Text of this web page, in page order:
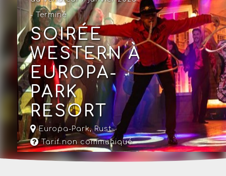
- Terminé
SOIRÉE
WESTERN À
EUROPA-
PARK
RESORT
Europa-Park,Rust
Tarif non communiqué